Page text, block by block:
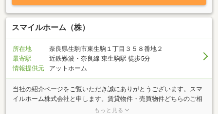
スマイルホーム（株）
所在地
奈良県生駒市東生駒１丁目３５８番地２
最寄駅
近鉄難波・奈良線 東生駒駅 徒歩5分
情報提供元
アットホーム
当社の紹介ページをご覧いただき誠にありがとうございます。スマ
イルホーム株式会社と申します。賃貸物件・売買物件どちらのご相
談も当社へお任せください。経験豊富なスタッフがお客様目線で物
もっと見る